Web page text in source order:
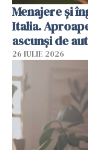
Menajere și
Italia.
ascunși de
26 IULIE 2026